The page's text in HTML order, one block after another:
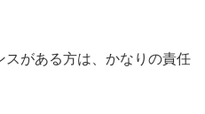
スがある方は、かなりの責任